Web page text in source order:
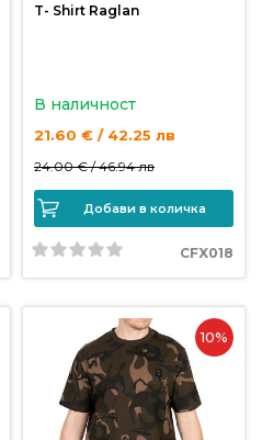
T- Shirt Raglan
В наличност
21.60 € / 42.25 лв
24.00 € /46.94 лв
Добави в количка
CFX018
10%